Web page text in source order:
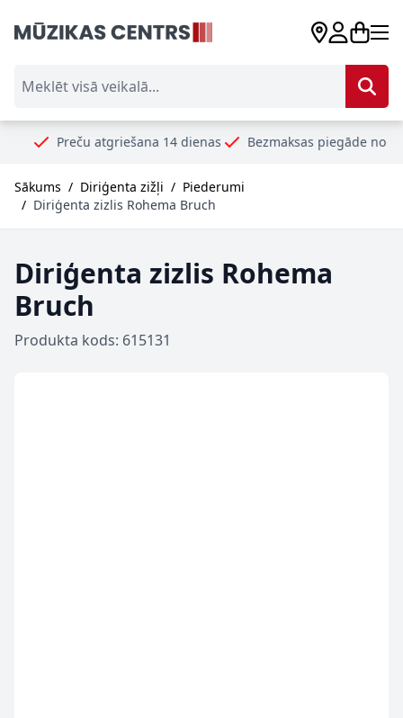
atgriešana 14 dienas Bezmaksas piegāde no 99€
Sākums / Diriģenta zižļi / Piederumi
/ Diriģenta zizlis Rohema Bruch
Diriģenta zizlis Rohema
Bruch
Produkta kods: 615131